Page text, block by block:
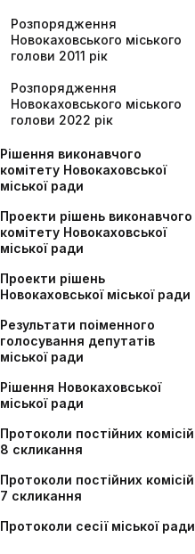
Розпорядження
Новокаховського міського
голови 2011 рік
Розпорядження
Новокаховського міського
голови 2022 рік
Рішення виконавчого
комітету Новокаховської
міської ради
Проекти рішень виконавчого
комітету Новокаховської
міської ради
Проекти рішень
Новокаховської міської ради
Результати поіменного
голосування депутатів
міської ради
Рішення Новокаховської
міської ради
Протоколи постійних комісій
8 скликання
Протоколи постійних комісій
7 скликання
Протоколи сесії міської ради